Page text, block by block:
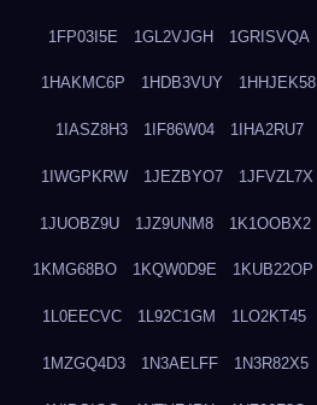
1FP03I5E 1GL2VJGH 1GRISVQA
1HAKMC6P 1HDB3VUY 1HHJEK58
1IASZ8H3 1IF86W04 1IHA2RU7
1IWGPKRW 1JEZBYO7 1JFVZL7X
1JUOBZ9U 1JZ9UNM8 1K1OOBX2
1KMG68BO 1KQW0D9E 1KUB22OP
1L0EECVC 1L92C1GM 1LO2KT45
1MZGQ4D3 1N3AELFF 1N3R82X5